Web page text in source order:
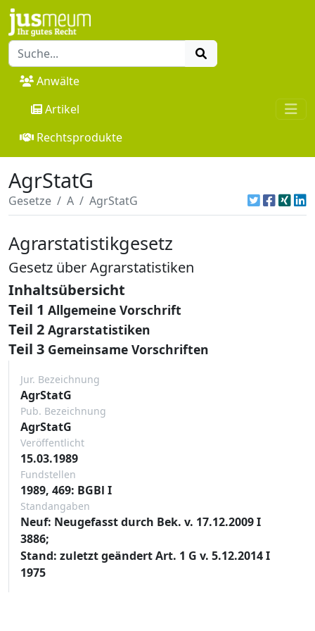
Anwälte
Artikel
Rechtsprodukte
AgrStatG
Gesetze A AgrStatG
Agrarstatistikgesetz
Gesetz über Agrarstatistiken
Inhaltsübersicht
Teil 1 Allgemeine Vorschrift
Teil 2 Agrarstatistiken
Teil 3 Gemeinsame Vorschriften
Jur. Bezeichnung
AgrStatG
Pub. Bezeichnung
AgrStatG
Veröffentlicht
15.03.1989
Fundstellen
1989, 469: BGBl I
Standangaben
Neuf: Neugefasst durch Bek. v. 17.12.2009 I
3886;
Stand: zuletzt geändert Art. 1 G v. 5.12.2014 I
1975